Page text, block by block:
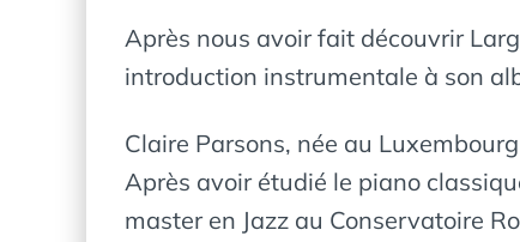
Après nous avoir fait découvrir
introduction instrumentale à son
Claire Parsons, née au
Après avoir étudié le piano
master en Jazz au Conservatoire